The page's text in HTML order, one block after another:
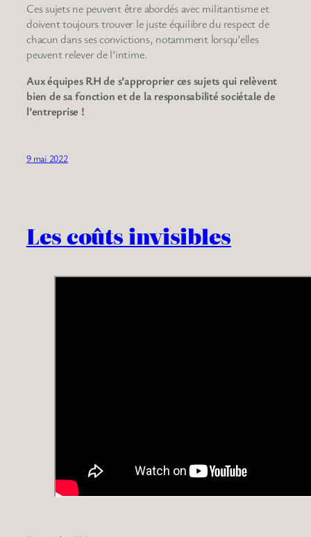
Ces sujets ne peuvent être abordés avec militantisme et
doivent toujours trouver le juste équilibre du respect de
chacun dans ses convictions, notamment lorsqu’elles
peuvent relever de l’intime.
Aux équipes RH de s’approprier ces sujets qui relèvent
bien de sa fonction et de la responsabilité sociétale de
l’entreprise !
9 mai 2022
Les coûts invisibles